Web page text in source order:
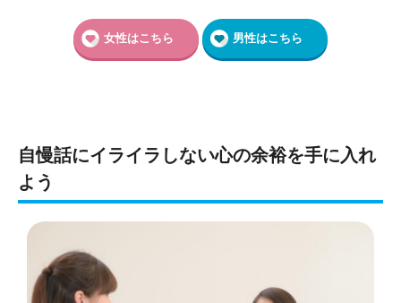
女性はこちら 男性はこちら
自慢話にイライラしない心の余裕を手に入れ
よう